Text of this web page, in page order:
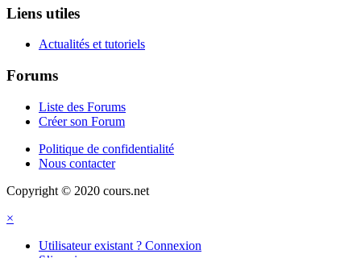
Liens utiles
Actualités et tutoriels
Forums
Liste des Forums
Créer son Forum
Politique de confidentialité
Nous contacter
Copyright © 2020 cours.net
×
Utilisateur existant ? Connexion